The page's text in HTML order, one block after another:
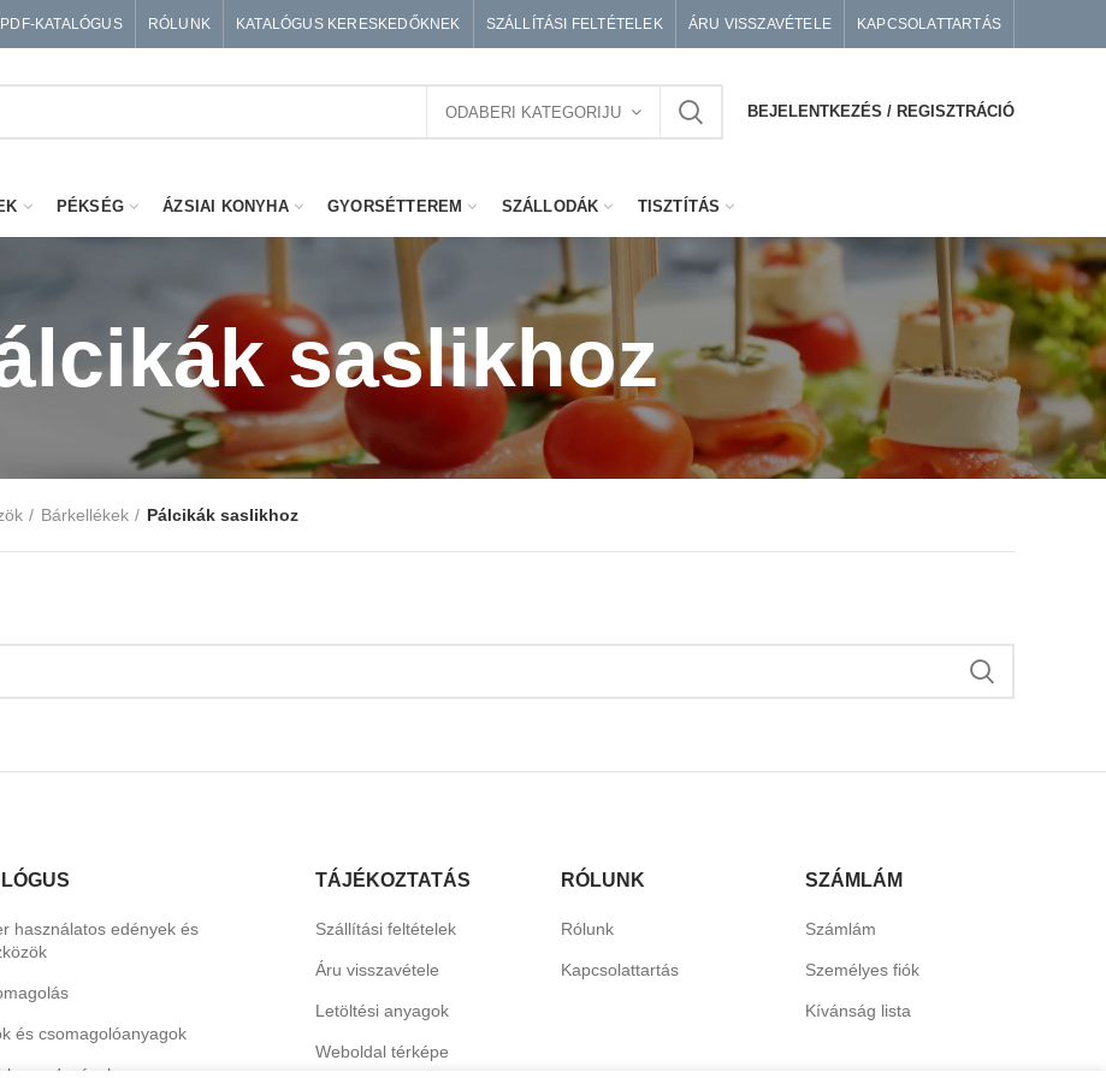
PDF-KATALÓGUS RÓLUNK KATALÓGUS KERESKEDŐKNEK SZÁLLÍTÁSI FELTÉTELEK ÁRU VISSZAVÉTELE KAPCSOLATTARTÁS
ODABERI KATEGORIJU BEJELENTKEZÉS / REGISZTRÁCIÓ
PÉKSÉG ÁZSIAI KONYHA GYORSÉTTEREM SZÁLLODÁK TISZTÍTÁS
saslikhoz
Bárkellékek Pálcikák saslikhoz
használatos edények és
és csomagolóanyagok
TÁJÉKOZTATÁS
Szállítási feltételek
Áru visszavétele
Letöltési anyagok
Weboldal térképe
RÓLUNK
Rólunk
Kapcsolattartás
SZÁMLÁM
Számlám
Személyes fiók
Kívánság lista